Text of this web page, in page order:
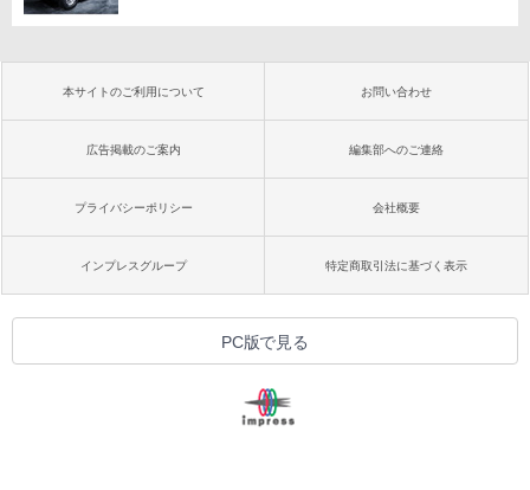
本サイトのご利用について お問い合わせ
広告掲載のご案内 編集部へのご連絡
プライバシーポリシー 会社概要
インプレスグループ 特定商取引法に基づく表示
PC版で見る